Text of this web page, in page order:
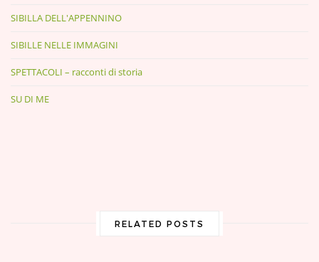
SIBILLA DELL'APPENNINO
SIBILLE NELLE IMMAGINI
SPETTACOLI – racconti di storia
SU DI ME
RELATED POSTS